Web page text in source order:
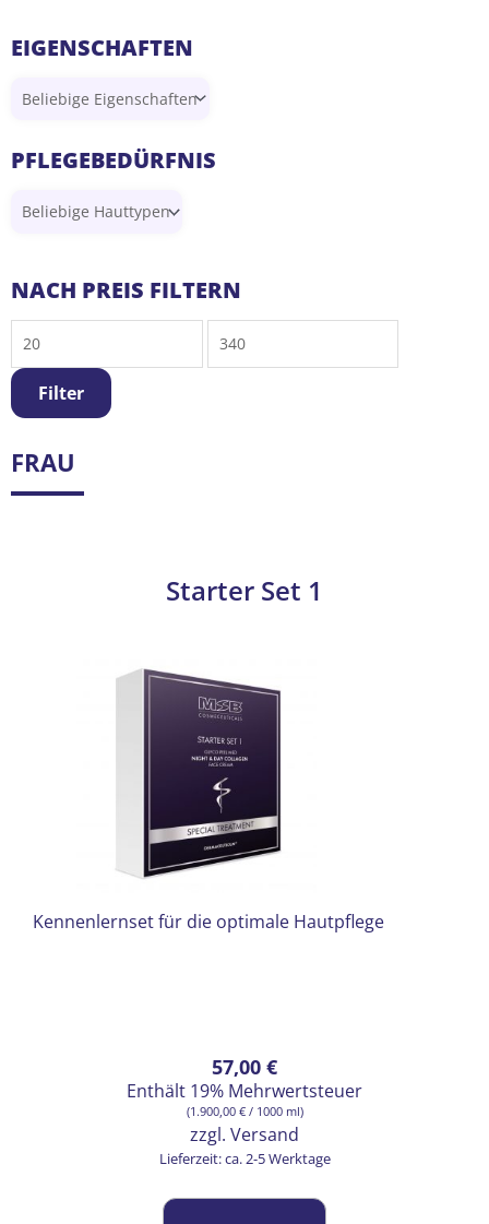
EIGENSCHAFTEN
PFLEGEBEDÜRFNIS
NACH PREIS FILTERN
Preis
Preis
Filter
FRAU
Starter Set 1
Kennenlernset für die optimale Hautpflege
57,00 €
Enthält 19% Mehrwertsteuer
(1.900,00 €/ 1000 ml)
zzgl. Versand
Lieferzeit: ca. 2-5 Werktage